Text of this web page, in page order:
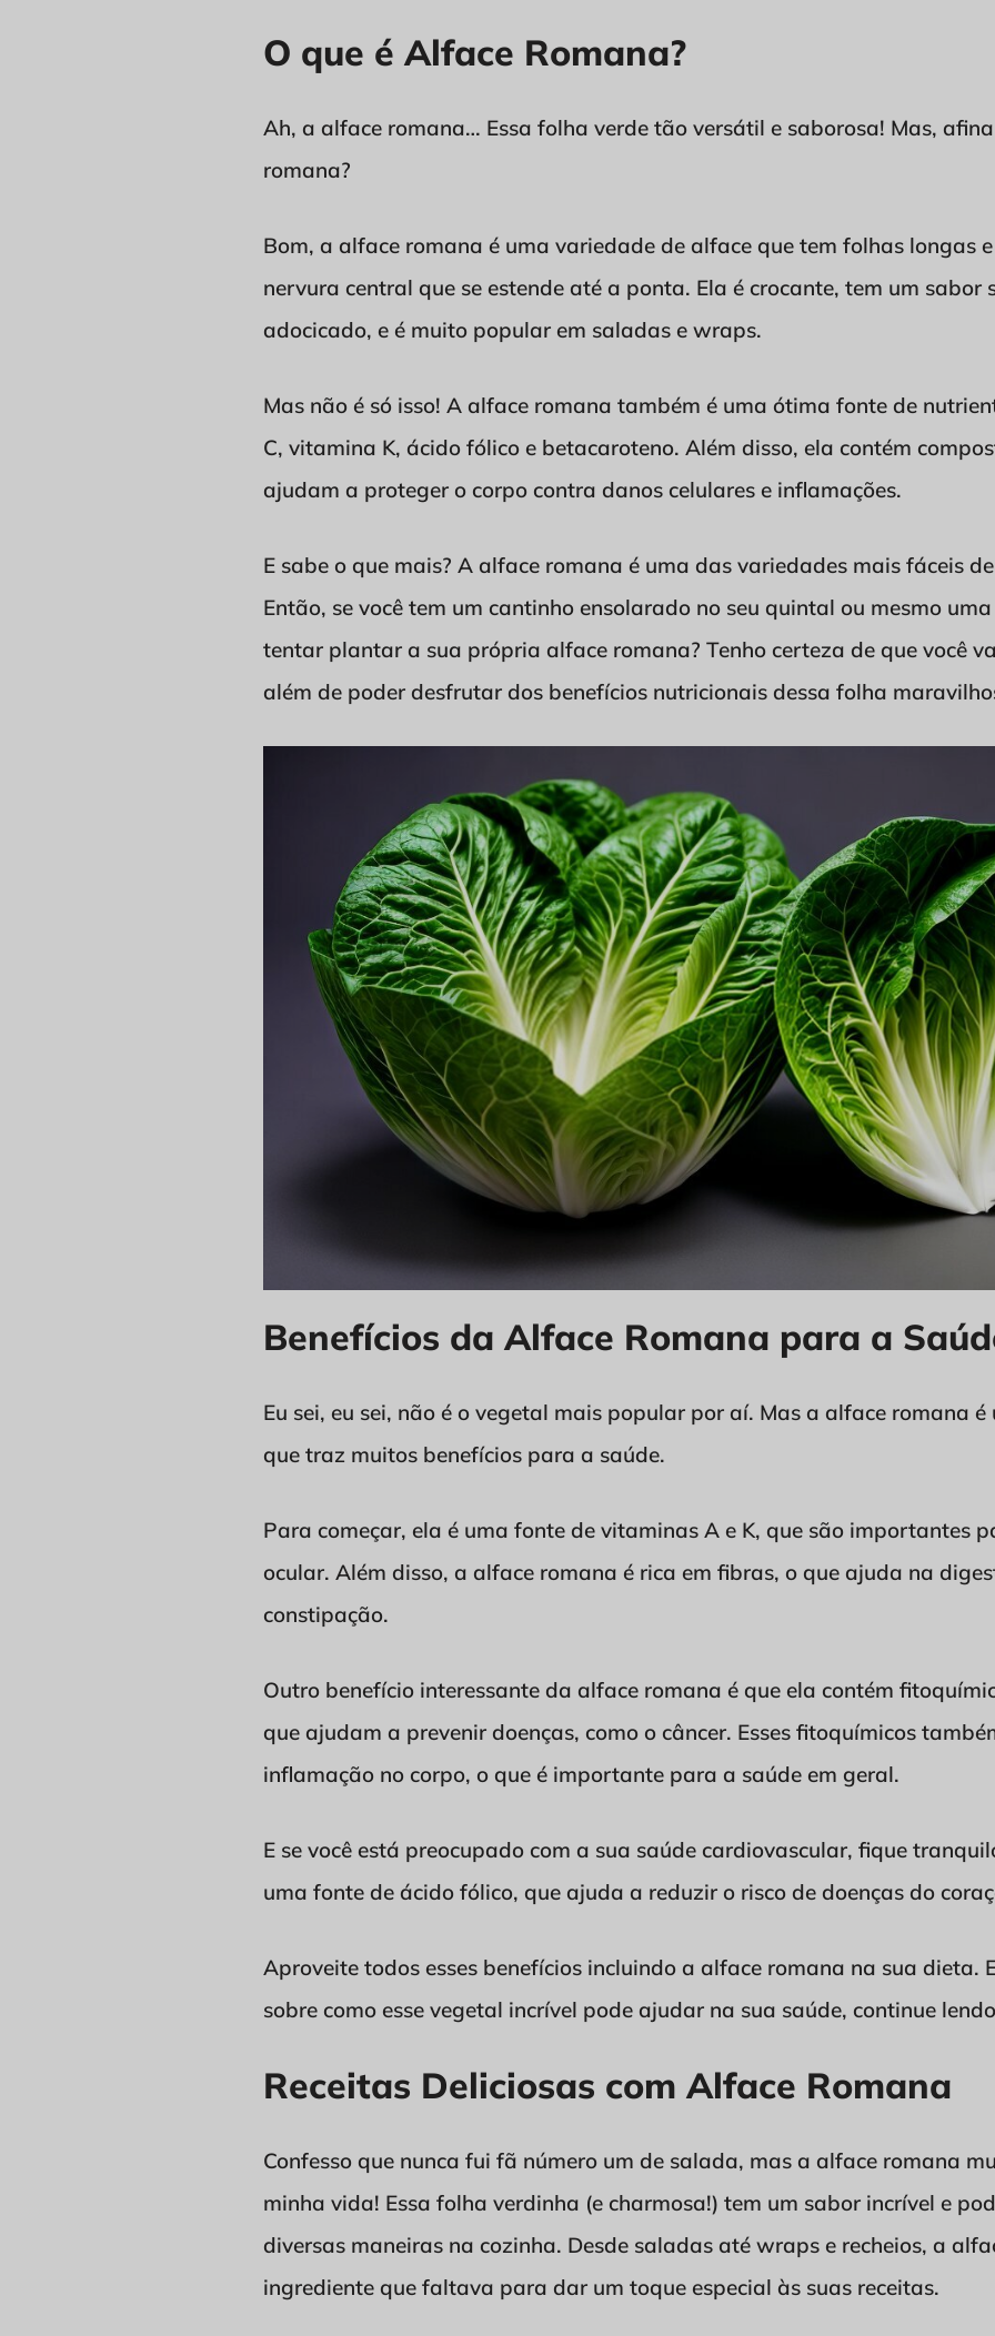
O que é Alface Romana?
Ah, a alface romana… Essa folha verde tão versátil e saborosa! Mas,
romana?
Bom, a alface romana é uma variedade de alface que tem folhas longas
nervura central que se estende até a ponta. Ela é crocante, tem um sabor
adocicado, e é muito popular em saladas e wraps.
Mas não é só isso! A alface romana também é uma ótima fonte de
C, vitamina K, ácido fólico e betacaroteno. Além disso, ela contém
ajudam a proteger o corpo contra danos celulares e inflamações.
E sabe o que mais? A alface romana é uma das variedades mais fáceis
Então, se você tem um cantinho ensolarado no seu quintal ou mesmo
tentar plantar a sua própria alface romana? Tenho certeza de que você
além de poder desfrutar dos benefícios nutricionais dessa folha
Benefícios da Alface Romana para a
Eu sei, eu sei, não é o vegetal mais popular por aí. Mas a alface romana
que traz muitos benefícios para a saúde.
Para começar, ela é uma fonte de vitaminas A e K, que são importantes
ocular. Além disso, a alface romana é rica em fibras, o que ajuda na
constipação.
Outro benefício interessante da alface romana é que ela contém
que ajudam a prevenir doenças, como o câncer. Esses fitoquímicos
inflamação no corpo, o que é importante para a saúde em geral.
E se você está preocupado com a sua saúde cardiovascular, fique
uma fonte de ácido fólico, que ajuda a reduzir o risco de doenças do
Aproveite todos esses benefícios incluindo a alface romana na sua dieta.
sobre como esse vegetal incrível pode ajudar na sua saúde, continue
Receitas Deliciosas com Alface Romana
Confesso que nunca fui fã número um de salada, mas a alface romana
minha vida! Essa folha verdinha (e charmosa!) tem um sabor incrível e
diversas maneiras na cozinha. Desde saladas até wraps e recheios, a
ingrediente que faltava para dar um toque especial às suas receitas.